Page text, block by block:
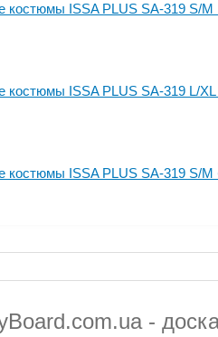
костюмы ISSA PLUS SA-319 S/M
костюмы ISSA PLUS SA-319 L/
костюмы ISSA PLUS SA-319 S/
-